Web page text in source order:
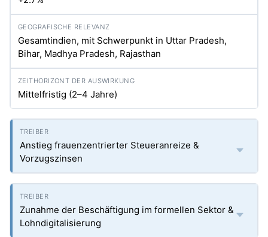
Gesamtindien, mit Schwerpunkt in Uttar Pradesh,
Bihar, Madhya Pradesh, Rajasthan
Mittelfristig (2–4 Jahre)
Anstieg frauenzentrierter Steueranreize &
Vorzugszinsen
Zunahme der Beschäftigung im formellen Sektor &
Lohndigitalisierung